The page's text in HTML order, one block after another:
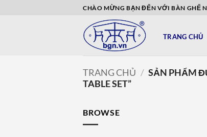
CHÀO MỪNG BẠN ĐẾN VỚI BÀN GHẾ
TRANG CHỦ
TRANG CHỦ / SẢN PHẨM
TABLE SET”
BROWSE